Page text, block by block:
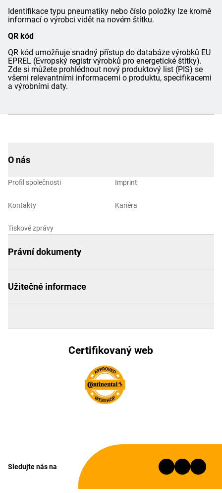
Identifikace typu pneumatiky nebo číslo položky lze kromě
informací o výrobci vidět na novém štítku.
QR kód
QR kód umožňuje snadný přístup do databáze výrobků EU
EPREL (Evropský registr výrobků pro energetické štítky).
Zde si můžete prohlédnout nový produktový list (PIS) se
všemi relevantními informacemi o produktu, specifikacemi
a výrobními daty.
O nás
Profil společnosti
Kontakty
Tiskové zprávy
Imprint
Kariéra
Právní dokumenty
Užitečné informace
Certifikovaný web
Sledujte nás na